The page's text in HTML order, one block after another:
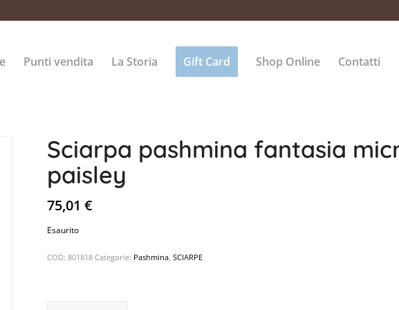
Punti vendita La Storia Gift Card Shop Online Contatti
Sciarpa pashmina fantasia
paisley
75,01€
Esaurito
COD:801818 Categorie: Pashmina,SCIARPE